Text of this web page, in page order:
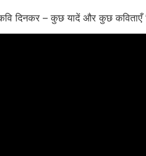
दिनकर – कुछ यादें और कुछ